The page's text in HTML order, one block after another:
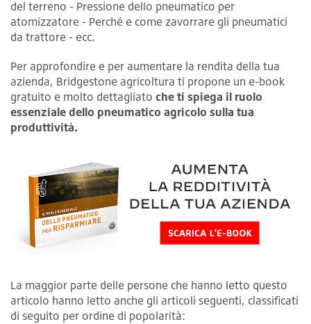
del terreno - Pressione dello pneumatico per
atomizzatore - Perché e come zavorrare gli pneumatici
da trattore - ecc.
Per approfondire e per aumentare la rendita della tua
azienda, Bridgestone agricoltura ti propone un e-book
gratuito e molto dettagliato che ti spiega il ruolo
essenziale dello pneumatico agricolo sulla tua
produttività.
La maggior parte delle persone che hanno letto questo
articolo hanno letto anche gli articoli seguenti, classificati
di seguito per ordine di popolarità: